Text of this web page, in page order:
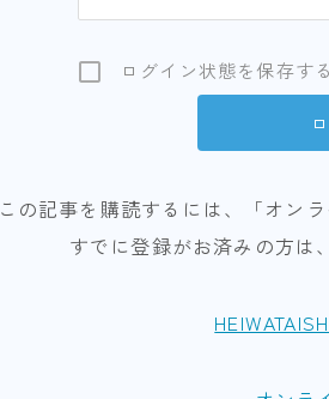
ログイン状態を保存する
この記事を購読するには、「オン
すでに登録がお済みの方は